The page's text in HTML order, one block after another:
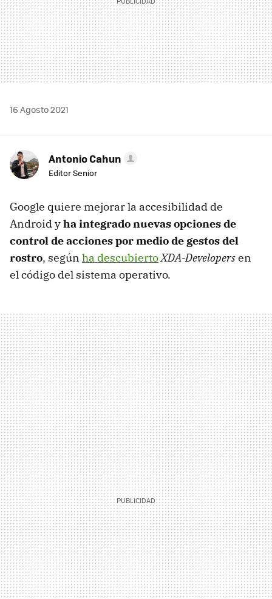
16 Agosto 2021
Antonio Cahun
Editor Senior
Google quiere mejorar la accesibilidad de
Android yha integrado nuevas opciones de
control de acciones por medio de gestos del
rostro, según ha descubiertoXDA-Developersen
el código del sistema operativo.